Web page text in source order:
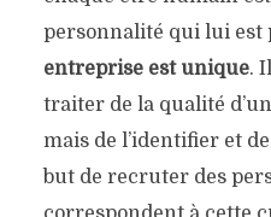
personnalité qui lui est
entreprise est unique.
traiter de la qualité
mais de l’identifier et
but de recruter des